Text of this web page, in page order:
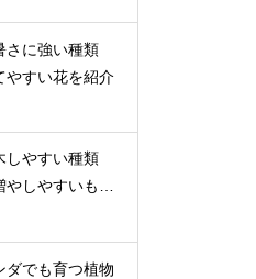
さに強い種類
やすい花を紹介
しやすい種類
やしやすいもの
ダでも育つ植物